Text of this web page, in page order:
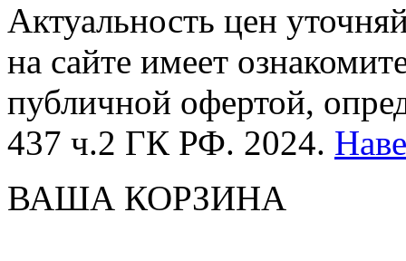
Актуальность цен
на сайте имеет
публичной офертой,
437 ч.2 ГК РФ. 2024.
ВАША КОРЗИНА